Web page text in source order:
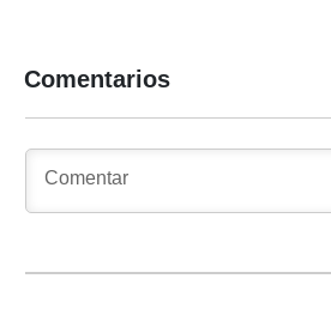
Comentarios